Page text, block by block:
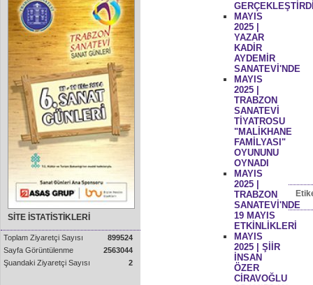
SİTE İSTATİSTİKLERİ
Toplam Ziyaretçi Sayısı
899524
Sayfa Görüntülenme
2563044
Şuandaki Ziyaretçi Sayısı
2
MAYIS
2025 |
YAZAR
KADİR
AYDEMİR
SANATEVİ'NDE
MAYIS
2025 |
TRABZON
SANATEVİ
TİYATROSU
"MALİKHANE
FAMİLYASI"
OYUNUNU
OYNADI
MAYIS
2025 |
TRABZON
SANATEVİ'NDE
19 MAYIS
ETKİNLİKLERİ
MAYIS
2025 | ŞİİR
İNSAN
ÖZER
CİRAVOĞLU